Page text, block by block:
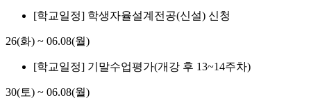
[학교일정] 학생자율설계전공(신설) 신청
26(화) ~ 06.08(월)
[학교일정] 기말수업평가(개강 후 13~14주차)
30(토) ~ 06.08(월)